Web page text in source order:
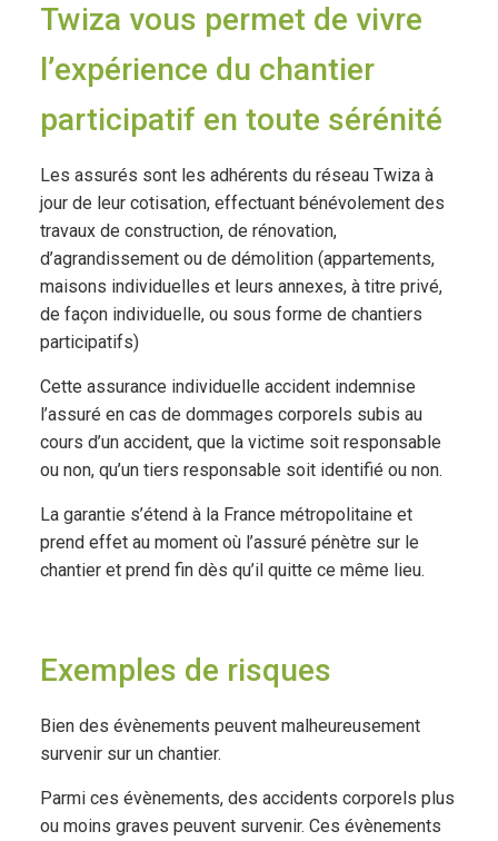
Twiza vous permet de vivre
l’expérience du chantier
participatif en toute sérénité
Les assurés sont les adhérents du réseau Twiza à
jour de leur cotisation, effectuant bénévolement des
travaux de construction, de rénovation,
d’agrandissement ou de démolition (appartements,
maisons individuelles et leurs annexes, à titre privé,
de façon individuelle, ou sous forme de chantiers
participatifs)
Cette assurance individuelle accident indemnise
l’assuré en cas de dommages corporels subis au
cours d’un accident, que la victime soit responsable
ou non, qu’un tiers responsable soit identifié ou non.
La garantie s’étend à la France métropolitaine et
prend effet au moment où l’assuré pénètre sur le
chantier et prend fin dès qu’il quitte ce même lieu.
Exemples de risques
Bien des évènements peuvent malheureusement
survenir sur un chantier.
Parmi ces évènements, des accidents corporels plus
ou moins graves peuvent survenir. Ces évènements